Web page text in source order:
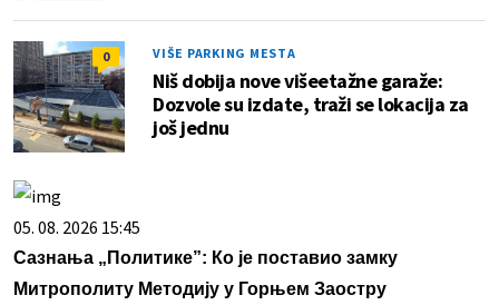
0 VIŠE PARKING MESTA
Niš dobija nove višeetažne garaže:
Dozvole su izdate, traži se lokacija za
još jednu
05. 08. 2026 15:45
Сазнања „Политике”: Ко је поставио замку
Митрополиту Методију у Горњем Заостру